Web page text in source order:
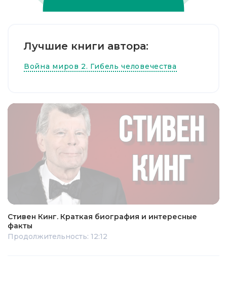
Лучшие книги автора:
Война миров 2. Гибель человечества
Стивен Кинг. Краткая биография и интересные
факты
Продолжительность: 12:12